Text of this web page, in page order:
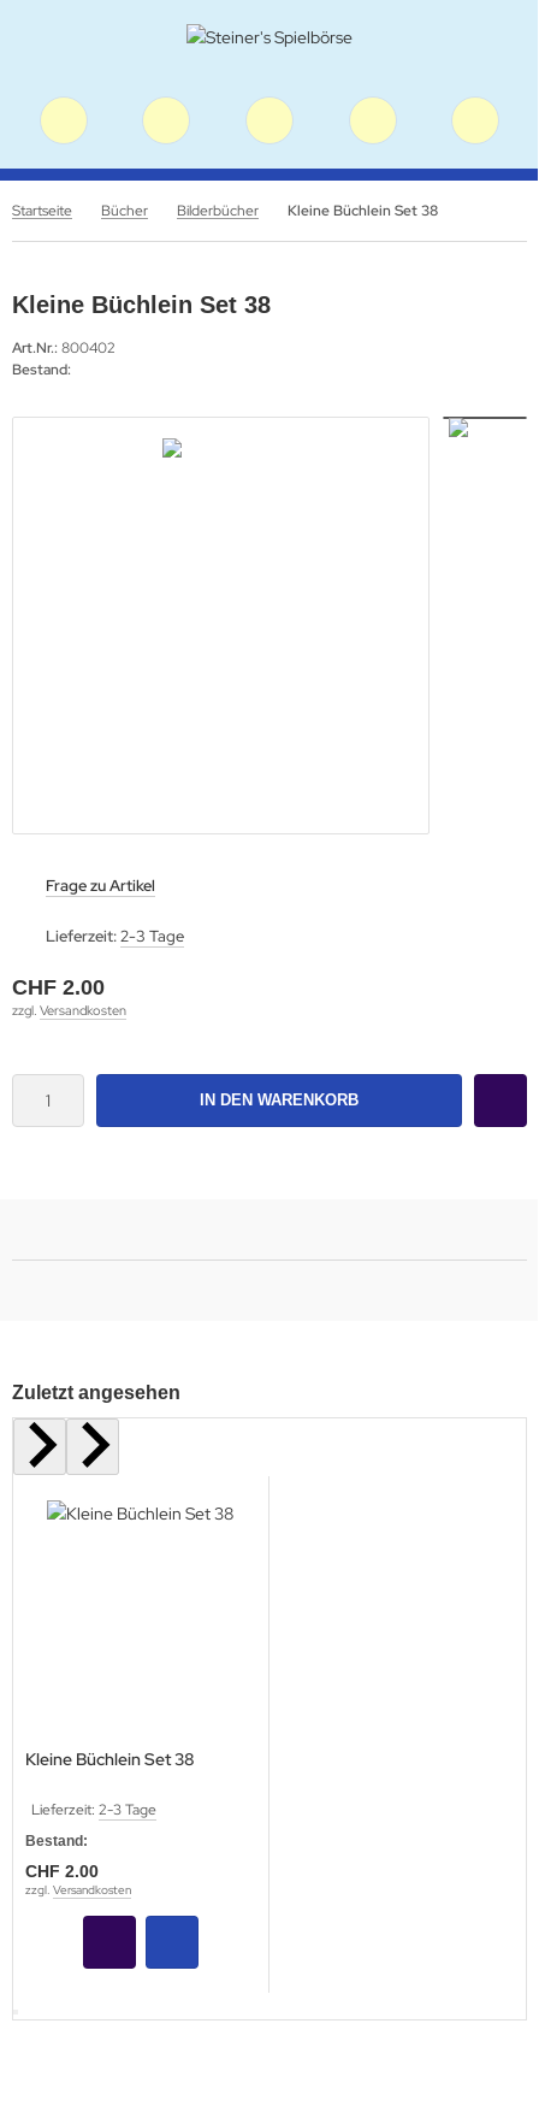
Startseite Bücher Bilderbücher Kleine Büchlein Set 38
Kleine Büchlein Set 38
Art.Nr.: 800402
Bestand:
Frage zu Artikel
Lieferzeit:2-3 Tage
CHF 2.00
zzgl. Versandkosten
IN DEN WARENKORB
Zuletzt angesehen
Kleine Büchlein Set 38
Lieferzeit: 2-3 Tage
Bestand:
CHF 2.00
zzgl. Versandkosten